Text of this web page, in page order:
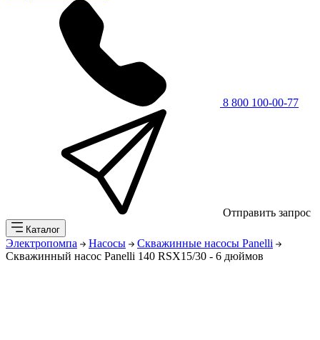
8 800 100-00-77
Отправить запрос
Каталог
Электропомпа Насосы
Скважинные насосы Panelli
Скважинный насос Panelli 140 RSX15/30 - 6 дюймов